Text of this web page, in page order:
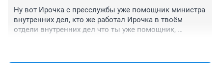
Ну вот Ирочка с пресслужбы уже помощник министра
внутренних дел, кто же работал Ирочка в твоём
отдели внутренних дел что ты уже помощник,